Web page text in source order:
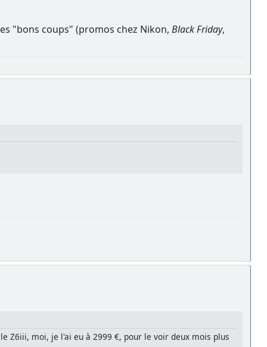
"bons coups" (promos chez Nikon, Black Friday,
Z6iii, moi, je l'ai eu à 2999 €, pour le voir deux mois plus